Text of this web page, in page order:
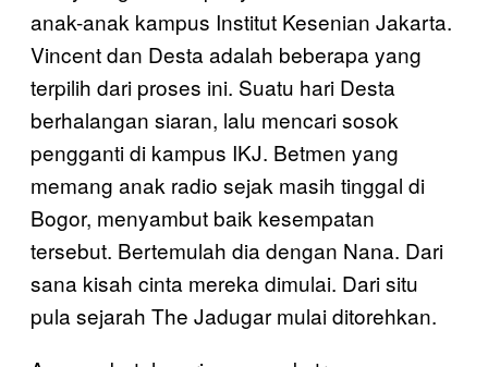
anak-anak kampus Institut Kesenian Jakarta.
Vincent dan Desta adalah beberapa yang
terpilih dari proses ini. Suatu hari Desta
berhalangan siaran, lalu mencari sosok
pengganti di kampus IKJ. Betmen yang
memang anak radio sejak masih tinggal di
Bogor, menyambut baik kesempatan
tersebut. Bertemulah dia dengan Nana. Dari
sana kisah cinta mereka dimulai. Dari situ
pula sejarah The Jadugar mulai ditorehkan.